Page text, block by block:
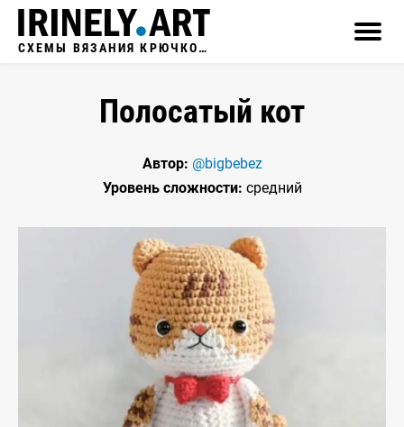
СХЕМЫ ВЯЗАНИЯ КРЮЧКОМ
Полосатый кот
Автор: @bigbebez
Уровень сложности: средний